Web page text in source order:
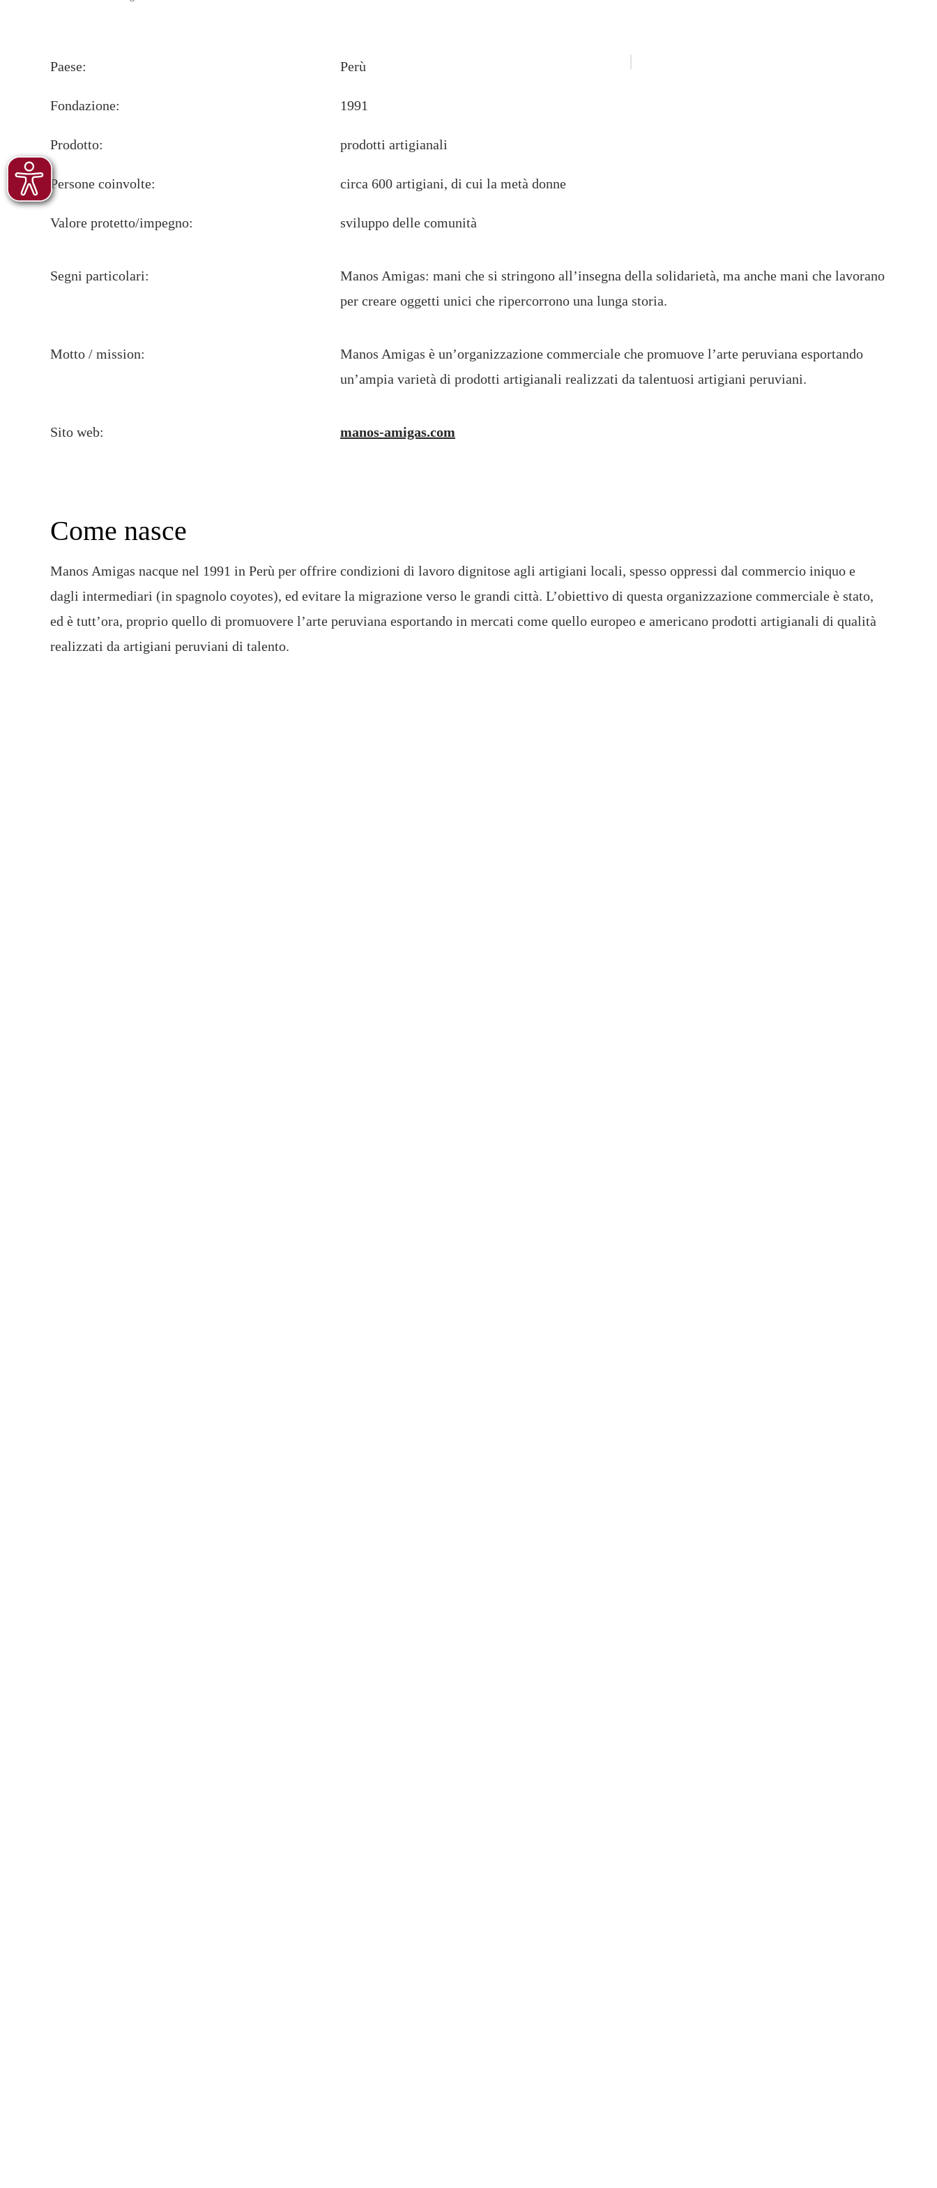
Paese:
Fondazione:
Prodotto:
Persone coinvolte:
Valore protetto/impegno:
Perù
1991
prodotti artigianali
circa 600 artigiani, di cui la metà donne
sviluppo delle comunità
Segni particolari:
Manos Amigas: mani che si stringono all’insegna della solidarietà, ma anche mani che lavorano
per creare oggetti unici che ripercorrono una lunga storia.
Motto / mission:
Manos Amigas è un’organizzazione commerciale che promuove l’arte peruviana esportando
un’ampia varietà di prodotti artigianali realizzati da talentuosi artigiani peruviani.
Sito web: manos-amigas.com
Come nasce
Manos Amigas nacque nel 1991 in Perù per offrire condizioni di lavoro dignitose agli artigiani locali, spesso oppressi dal commercio iniquo e
dagli intermediari (in spagnolo coyotes), ed evitare la migrazione verso le grandi città. L’obiettivo di questa organizzazione commerciale è stato,
ed è tutt’ora, proprio quello di promuovere l’arte peruviana esportando in mercati come quello europeo e americano prodotti artigianali di qualità
realizzati da artigiani peruviani di talento.